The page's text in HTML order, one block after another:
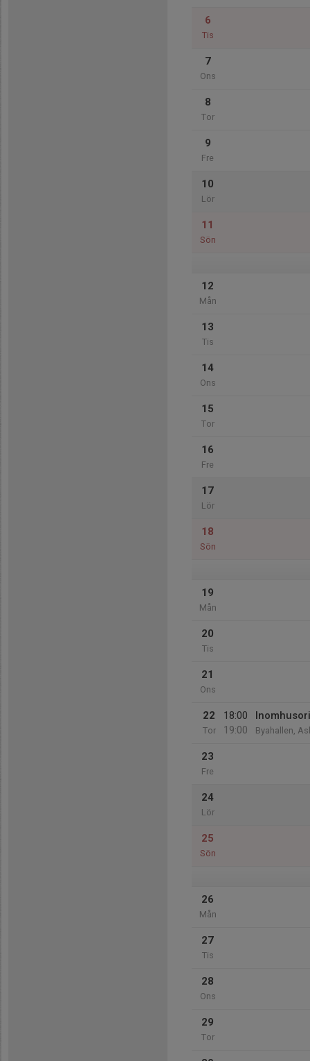
6
Tis
7
Ons
8
Tor
9
Fre
10
Lör
11
Sön
12
Mån
13
Tis
14
Ons
15
Tor
16
Fre
17
Lör
18
Sön
19
Mån
20
Tis
21
Ons
22
Tor
18:00
19:00
Byahallen,
23
Fre
24
Lör
25
Sön
26
Mån
27
Tis
28
Ons
29
Tor